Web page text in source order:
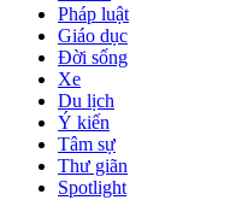
Pháp luật
Giáo dục
Đời sống
Xe
Du lịch
Ý kiến
Tâm sự
Thư giãn
Spotlight